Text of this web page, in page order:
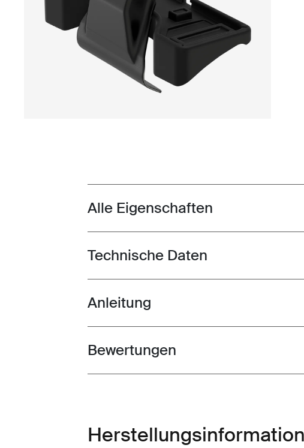
Toggle features
Alle Eigenschaften
Toggle techspec
Technische Daten
Toggle guides and instructions
Anleitung
Toggle overview
Bewertungen